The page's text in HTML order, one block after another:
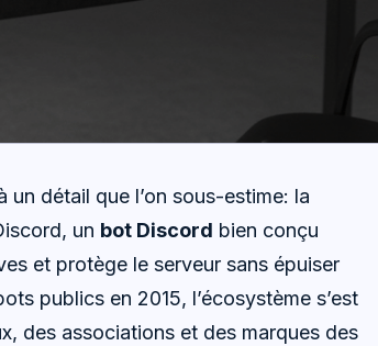
détail que l’on sous-estime: la
un bot Discord bien conçu
et protège le serveur sans épuiser
publics en 2015, l’écosystème s’est
des associations et des marques des